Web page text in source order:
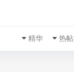
热帖
精华